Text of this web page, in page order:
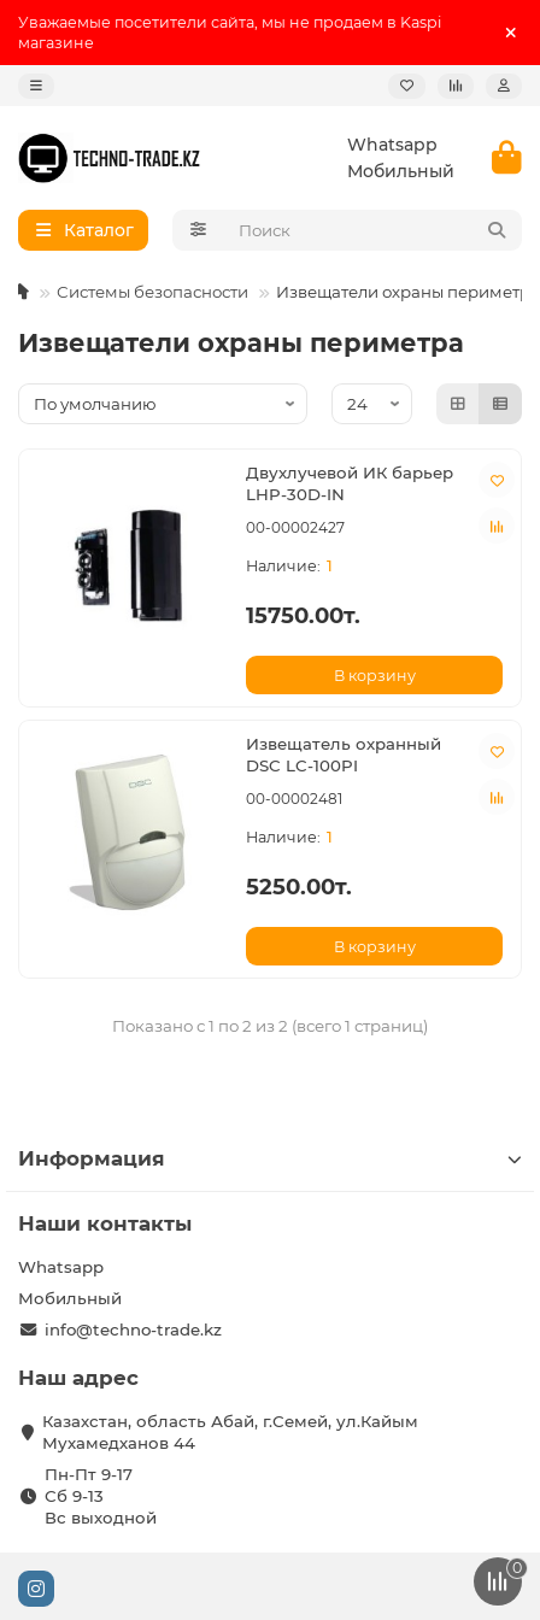
Уважаемые посетители сайта, мы не продаем в Kaspi
магазине
Whatsapp
Мобильный
Каталог
Системы безопасности Извещатели охраны периметра
Извещатели охраны периметра
Двухлучевой ИК барьер
LHP-30D-IN
00-00002427
1
15750.00т.
В корзину
Извещатель охранный
DSC LC-100PI
00-00002481
1
5250.00т.
В корзину
Показано с 1 по 2 из 2 (всего 1 страниц)
Информация
Наши контакты
Whatsapp
Мобильный
info@techno-trade.kz
Наш адрес
Казахстан, область Абай, г.Семей, ул.Кайым
Мухамедханов 44
Пн-Пт 9-17
Сб 9-13
Вс выходной
0